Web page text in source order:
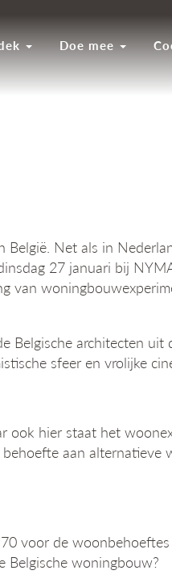
Doe mee
België. Net als in
27 januari bij
van
architecten uit
sfeer en vrolijke
ook hier staat het
aan alternatieve
voor de
Belgische woningbouw?